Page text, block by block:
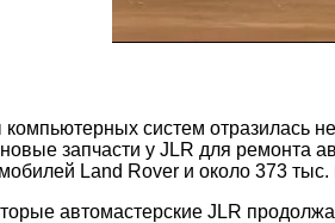
систем отразилась
запчасти у JLR для ремонта
Land Rover и около 373 тыс.
автомастерские JLR